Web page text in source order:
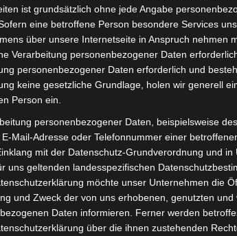
(Leer)
Wetterlage, der Wasserstände und somit
möglich!
NYK Cruises in Papenburg. Für das neue
für den japanischen Markt
ist grundsätzlich ohne jede Angabe
eine betroffene Person besondere Services
über unsere Internetseite in Anspruch nehmen
Verarbeitung personenbezogener Daten
personenbezogener Daten erforderlich und
keine gesetzliche Grundlage, holen wir generell
Person ein.
personenbezogener Daten, beispielsweise
Mail-Adresse oder Telefonnummer einer
mit der Datenschutz-Grundverordnung und in
uns geltenden landesspezifischen
möchte unser Unternehmen die
und Zweck der von uns erhobenen, genutzten und
Daten informieren. Ferner werden
über die ihnen zustehenden